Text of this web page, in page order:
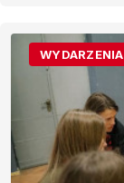
WYDARZENIA